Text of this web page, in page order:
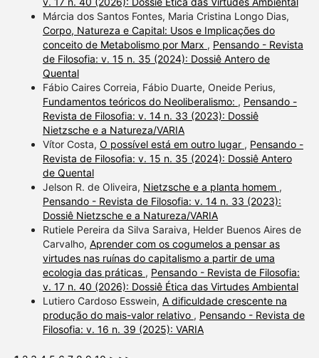
Márcia dos Santos Fontes, Maria Cristina Longo Dias,
Corpo, Natureza e Capital: Usos e Implicações do
conceito de Metabolismo por Marx , Pensando - Revista
de Filosofia: v. 15 n. 35 (2024): Dossiê Antero de
Quental
Fábio Caires Correia, Fábio Duarte, Oneide Perius,
Fundamentos teóricos do Neoliberalismo: , Pensando -
Revista de Filosofia: v. 14 n. 33 (2023): Dossiê
Nietzsche e a Natureza/VARIA
Vítor Costa, O possível está em outro lugar , Pensando -
Revista de Filosofia: v. 15 n. 35 (2024): Dossiê Antero
de Quental
Jelson R. de Oliveira, Nietzsche e a planta homem ,
Pensando - Revista de Filosofia: v. 14 n. 33 (2023):
Dossiê Nietzsche e a Natureza/VARIA
Rutiele Pereira da Silva Saraiva, Helder Buenos Aires de
Carvalho, Aprender com os cogumelos a pensar as
virtudes nas ruínas do capitalismo a partir de uma
ecologia das práticas , Pensando - Revista de Filosofia:
v. 17 n. 40 (2026): Dossiê Ética das Virtudes Ambiental
Lutiero Cardoso Esswein, A dificuldade crescente na
produção do mais-valor relativo , Pensando - Revista de
Filosofia: v. 16 n. 39 (2025): VARIA